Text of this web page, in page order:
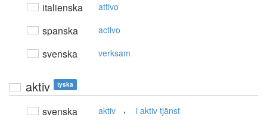
italienska attivo
spanska activo
svenska verksam
aktiv tyska
svenska aktiv , i aktiv tjänst